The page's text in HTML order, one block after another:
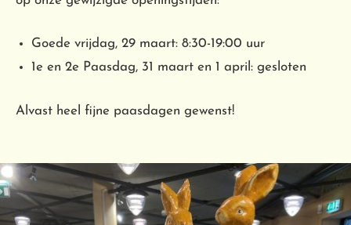
Goede vrijdag, 29 maart: 8:30-19:00 uur
1e en 2e Paasdag, 31 maart en 1 april: gesloten
Alvast heel fijne paasdagen gewenst!